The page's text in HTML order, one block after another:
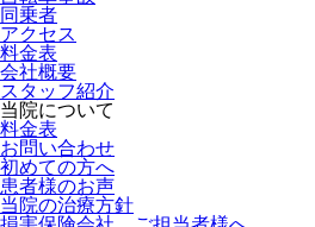
同乗者
アクセス
料金表
会社概要
スタッフ紹介
当院について
料金表
お問い合わせ
初めての方へ
患者様のお声
当院の治療方針